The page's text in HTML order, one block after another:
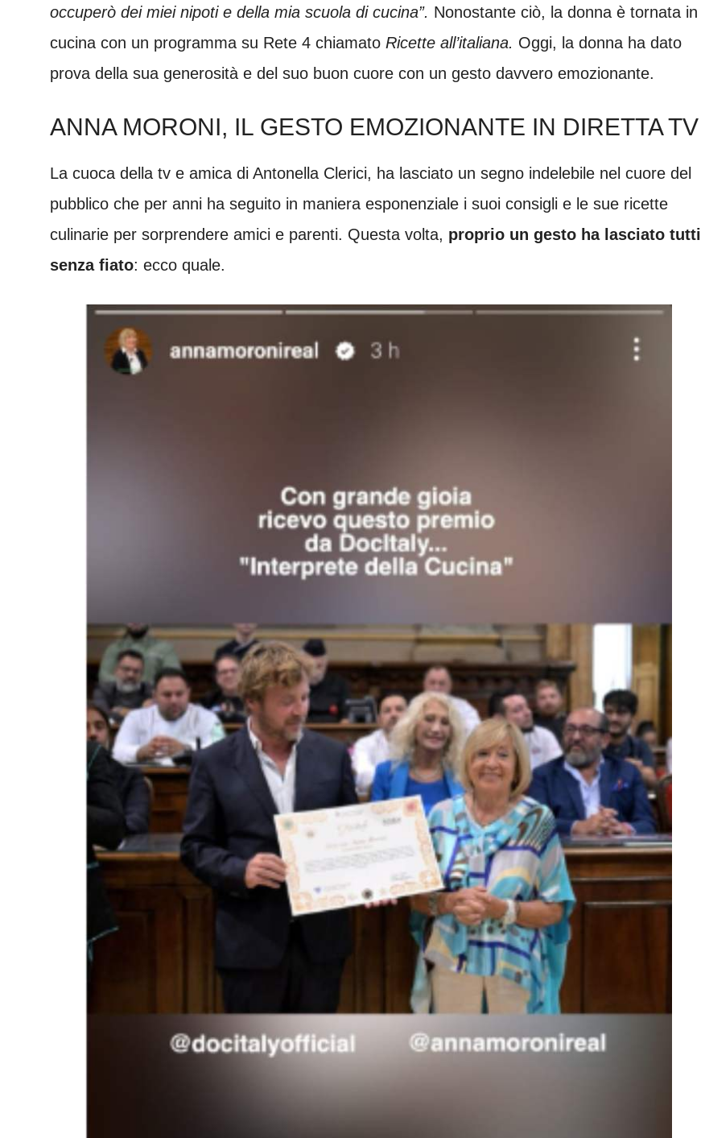
occuperò dei miei nipoti e della mia scuola di cucina”. Nonostante ciò, la donna è tornata in
cucina con un programma su Rete 4 chiamato Ricette all’italiana. Oggi, la donna ha dato
prova della sua generosità e del suo buon cuore con un gesto davvero emozionante.
ANNA MORONI, IL GESTO EMOZIONANTE IN DIRETTA TV
La cuoca della tv e amica di Antonella Clerici, ha lasciato un segno indelebile nel cuore del
pubblico che per anni ha seguito in maniera esponenziale i suoi consigli e le sue ricette
culinarie per sorprendere amici e parenti. Questa volta, proprio un gesto ha lasciato tutti
senza fiato: ecco quale.